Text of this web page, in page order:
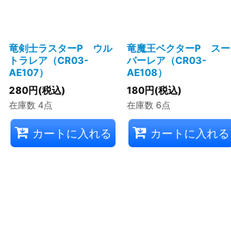
竜剣士ラスターP ウル
トラレア（CR03-
AE107）
280円(税込)
在庫数 4点
カートに入れる
竜魔王ベクターP スー
パーレア（CR03-
AE108）
180円(税込)
在庫数 6点
カートに入れる